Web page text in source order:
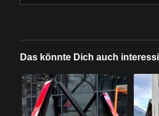
Das könnte Dich auch